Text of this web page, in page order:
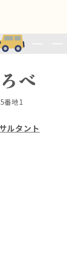
番地1
ルタント